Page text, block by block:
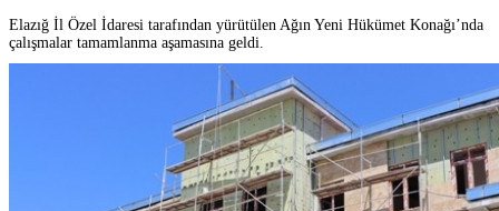
Elazığ İl Özel İdaresi tarafından yürütülen Ağın Yeni Hükümet Konağı’nda
çalışmalar tamamlanma aşamasına geldi.